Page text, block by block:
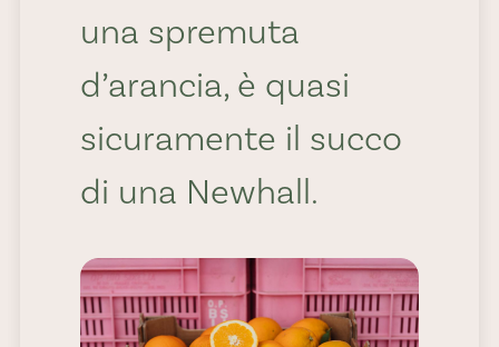
Washington!
Ottima scelta anche
per le spremute
mattutine, grazie alla
sua eccellente resa in
succo. Davvero
una spremuta
d’arancia, è quasi
sicuramente il succo
di una Newhall.